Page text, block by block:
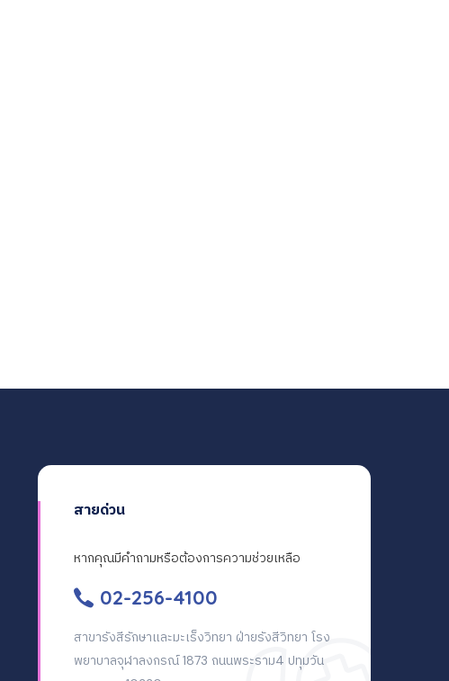
สายด่วน
หากคุณมีคำถามหรือต้องการความช่วยเหลือ
02-256-4100
สาขารังสีรักษาและมะเร็งวิทยา ฝ่ายรังสีวิทยา โรง
พยาบาลจุฬาลงกรณ์ 1873 ถนนพระราม4 ปทุมวัน